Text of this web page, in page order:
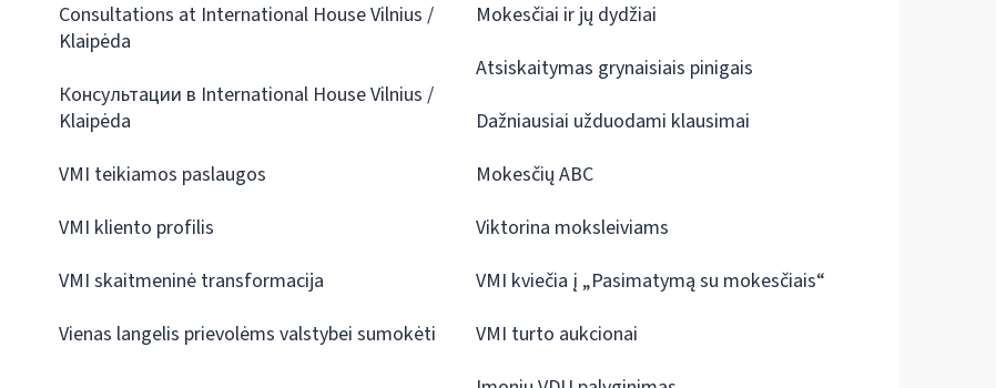
Consultations at International House Vilnius /
Klaipėda
Консультации в International House Vilnius /
Klaipėda
VMI teikiamos paslaugos
VMI kliento profilis
VMI skaitmeninė transformacija
Vienas langelis prievolėms valstybei sumokėti
Mokesčiai ir jų dydžiai
Atsiskaitymas grynaisiais pinigais
Dažniausiai užduodami klausimai
Mokesčių ABC
Viktorina moksleiviams
VMI kviečia į „Pasimatymą su mokesčiais“
VMI turto aukcionai